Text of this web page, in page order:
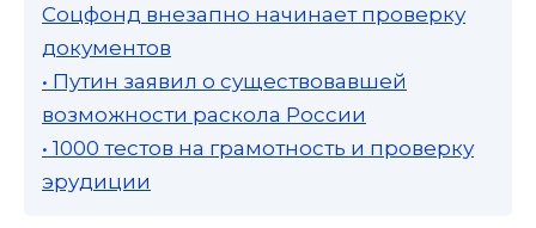
Соцфонд внезапно начинает проверку
документов
• Путин заявил о существовавшей
возможности раскола России
• 1000 тестов на грамотность и проверку
эрудиции